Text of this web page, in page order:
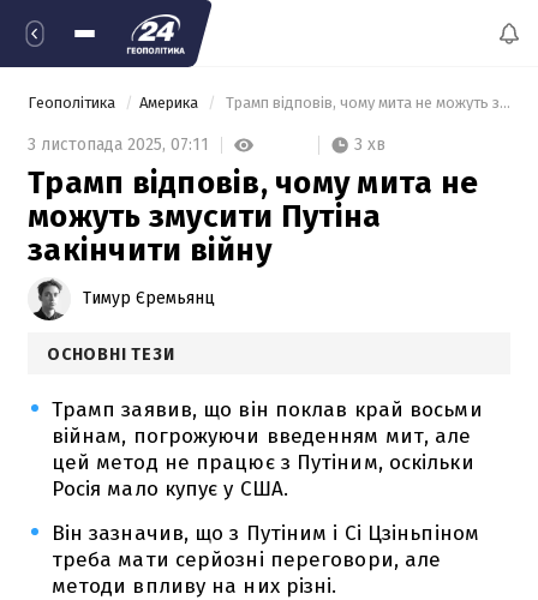
Геополітика Америка Трамп відповів, чому мита не можуть змусити Путіна закінчити війну
3 листопада 2025, 07:11 3 хв
Трамп відповів, чому мита не
можуть змусити Путіна
закінчити війну
Тимур Єремьянц
ОСНОВНІ ТЕЗИ
Трамп заявив, що він поклав край восьми
війнам, погрожуючи введенням мит, але
цей метод не працює з Путіним, оскільки
Росія мало купує у США.
Він зазначив, що з Путіним і Сі Цзіньпіном
треба мати серйозні переговори, але
методи впливу на них різні.